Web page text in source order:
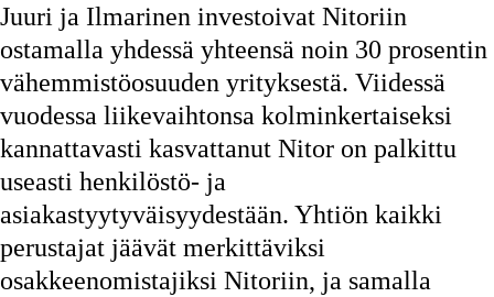
Juuri ja Ilmarinen investoivat Nitoriin
ostamalla yhdessä yhteensä noin 30 prosentin
vähemmistöosuuden yrityksestä. Viidessä
vuodessa liikevaihtonsa kolminkertaiseksi
kannattavasti kasvattanut Nitor on palkittu
useasti henkilöstö- ja
asiakastyytyväisyydestään. Yhtiön kaikki
perustajat jäävät merkittäviksi
osakkeenomistajiksi Nitoriin, ja samalla